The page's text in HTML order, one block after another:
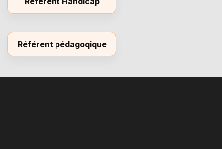
Référent pédagoqique